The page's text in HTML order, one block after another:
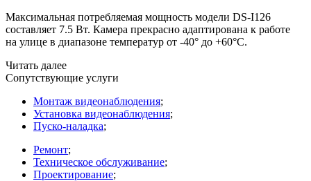
Максимальная потребляемая мощность модели DS-I126
составляет 7.5 Вт. Камера прекрасно адаптирована к работе
на улице в диапазоне температур от -40° до +60°C.
Читать далее
Сопутствующие услуги
Монтаж видеонаблюдения;
Установка видеонаблюдения;
Пуско-наладка;
Ремонт;
Техническое обслуживание;
Проектирование;